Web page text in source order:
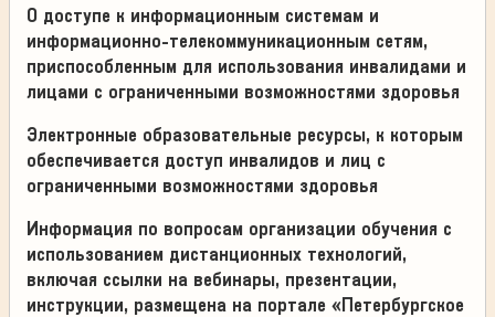
О доступе к информационным системам и
информационно-телекоммуникационным сетям,
приспособленным для использования инвалидами и
лицами с ограниченными возможностями здоровья
Электронные образовательные ресурсы, к которым
обеспечивается доступ инвалидов и лиц с
ограниченными возможностями здоровья
Информация по вопросам организации обучения с
использованием дистанционных технологий,
включая ссылки на вебинары, презентации,
инструкции, размещена на портале «Петербургское